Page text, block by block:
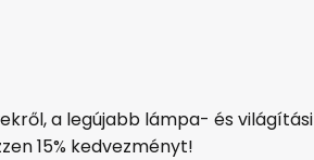
a legújabb lámpa- és világítási
15% kedvezményt!